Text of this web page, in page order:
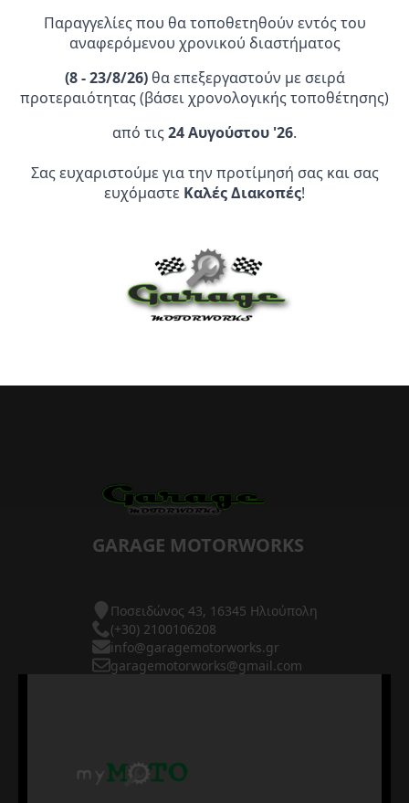
Επίσημος Αντιπρόσωπος:
Service Point:
CLEARANCE | ΑΝΑΚΑΛΥΨΤΕ
ΠΡΟΪΟΝΤΑ
GARAGE MOTORWORKS
Ποσειδώνος 43, 16345 Ηλιούπολη
(+30) 2100106208
info@garagemotorworks.gr
garagemotorworks@gmail.com
Παραγγελίες που θα τοποθετηθούν εντός του
αναφερόμενου χρονικού διαστήματος
(8 - 23/8/26)θα επεξεργαστούν με σειρά
προτεραιότητας (βάσει χρονολογικής τοποθέτησης)
από τις24 Αυγούστου '26.
Σας ευχαριστούμε για την προτίμησή σας και σας
ευχόμαστε Καλές Διακοπές!